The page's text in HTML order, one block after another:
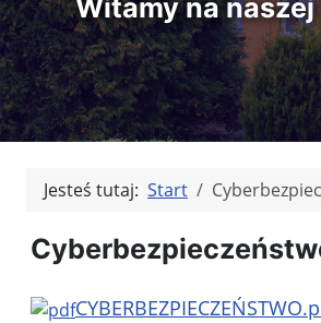
Witamy na
Jesteś tutaj: Start